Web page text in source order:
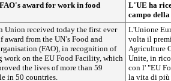
award for work in food
L'UE ha
campo
Union received today the first ever
award from the UN’s Food and
(FAO), in recognition of
work on the EU Food Facility, which
the lives of more than 59
in 50 countries.
L'Unione
volta il
Agriculture
Unite, in
con l' "EU
la vita di più